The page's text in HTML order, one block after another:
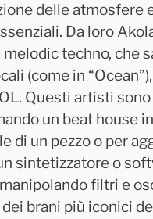
delle atmosfere
Da loro
melodic techno, che
(come in
Questi artisti
un beat house
di un pezzo o per
sintetizzatore o
filtri e
dei brani più iconici